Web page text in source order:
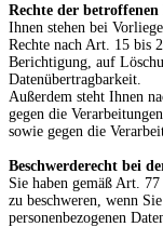
Rechte der betroffenen
Ihnen stehen bei
Rechte nach Art. 15 bis
Berichtigung, auf
Datenübertragbarkeit.
Außerdem steht Ihnen
gegen die
sowie gegen die
Beschwerderecht bei
Sie haben gemäß Art.
zu beschweren, wenn
personenbezogenen